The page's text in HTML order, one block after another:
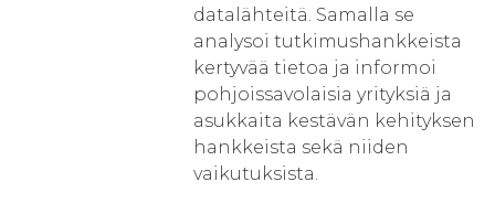
datalähteitä. Samalla se
analysoi tutkimushankkeista
kertyvää tietoa ja informoi
pohjoissavolaisia yrityksiä ja
asukkaita kestävän kehityksen
hankkeista sekä niiden
vaikutuksista.